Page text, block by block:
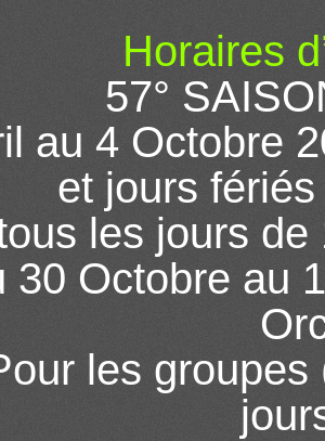
Horaires
57°
au 4 Octobre
et jours
les jours
30 Octobre au
les